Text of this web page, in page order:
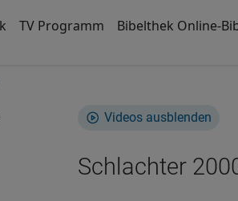
TV Programm Bibelthek Online-
Videos ausblenden
Schlachter